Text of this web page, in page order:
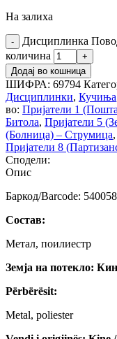
На залиха
Дисциплинка
количина
Додај во кошница
ШИФРА: 69794
Дисциплинки, Кучиња
во: Пријатели 1
Битола, Пријатели 5
(Болница) – Струмица,
Пријатели 8
Сподели:
Опис
Баркод/Barcode:
Состав:
Метал, поилиестр
Земја на потекло:
Përbërësit:
Metal, poliester